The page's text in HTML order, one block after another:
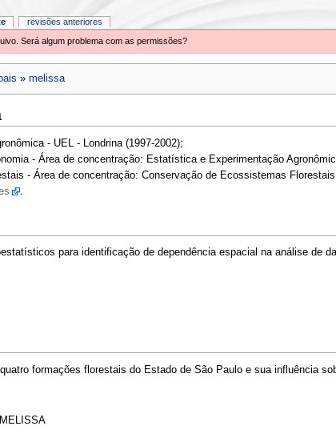
Será algum problema com as permissões?
» melissa
- UEL - Londrina (1997-2002);
- Área de concentração: Estatística e Experimentação
- Área de concentração: Conservação de Ecossistemas
.
para identificação de dependência espacial na análise de
formações florestais do Estado de São Paulo e sua influência
revisões anteriores